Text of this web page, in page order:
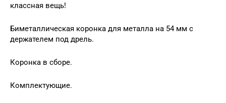
классная вещь!
Биметаллическая коронка для металла на 54 мм с
держателем под дрель.
Коронка в сборе.
Комплектующие.